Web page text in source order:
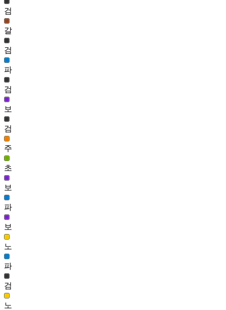
안개 리틀 스타 헤어(남)
4,526
521
심야 헤어(남)
4,519
522
엘 페일 헤어(남)
4,485
523
라온 헤어(여)
4,463
524
기사단장 미하일 헤어(남)
4,426
525
아이스티 헤어(여)
4,422
526
삐삐머리(여)
4,369
검
갈
검
파
검
보
검
주
초
보
파
보
노
파
검
노